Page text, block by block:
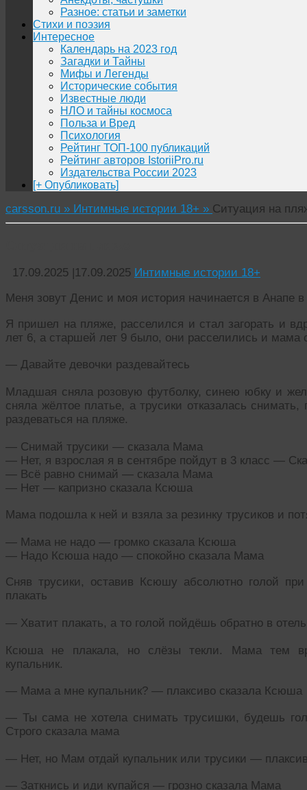
Разное: статьи и заметки
Стихи и поэзия
Интересное
Календарь на 2023 год
Загадки и Тайны
Мифы и Легенды
Исторические события
Известные люди
НЛО и тайны космоса
Польза и Вред
Психология
Рейтинг ТОП-100 публикаций
Рейтинг авторов IstoriiPro.ru
Издательства России 2023
[+ Опубликовать]
carsson.ru » Интимные истории 18+ » Ситуация на
17.09.2025 |17.09.2025 Интимные истории 18+
Меня зовут Денис и моя история начинается в Анапе в
Я пришел на пляже, расселился и стал загорать и
лет 6, а старшей лет 9 было, они расселились и мама
— Давайте девочки раздевайтесь
Младшая сняла розовую футболку, синею юбку и
сняла жёлтое платье, а трусики отказалась
раздеваться на пляже.
— Снимай трусики — сказала Мама
— Нет, я взрослая я в сентябре пойдут в 3 класс —
— Всё равно снимай — сказала Мама
— Нет — капризно сказала Ксюша
Мама подошла к ней и взяла за резинку трусиков и
— Мама не надо — громко сказала Ксюша
— Надо Ксюша надо — спокойно сказала Мама
Сняв трусики, оставив Ксюшу абсолютно голой
плакать
— Хватит плакать, а то голой пойдёшь обратно в
Ксюша не плакала, но слёзы текли. Мама тем
купальник.
— Мама а мне купальник? — плаксиво сказала Ксюша
— Ты сама не хотела снимать трусишки, будешь
Строго сказала мама
— Нет, но Мам отдай купальник или трусики —
— Заткнись и иди купайся — грозно сказала Мама